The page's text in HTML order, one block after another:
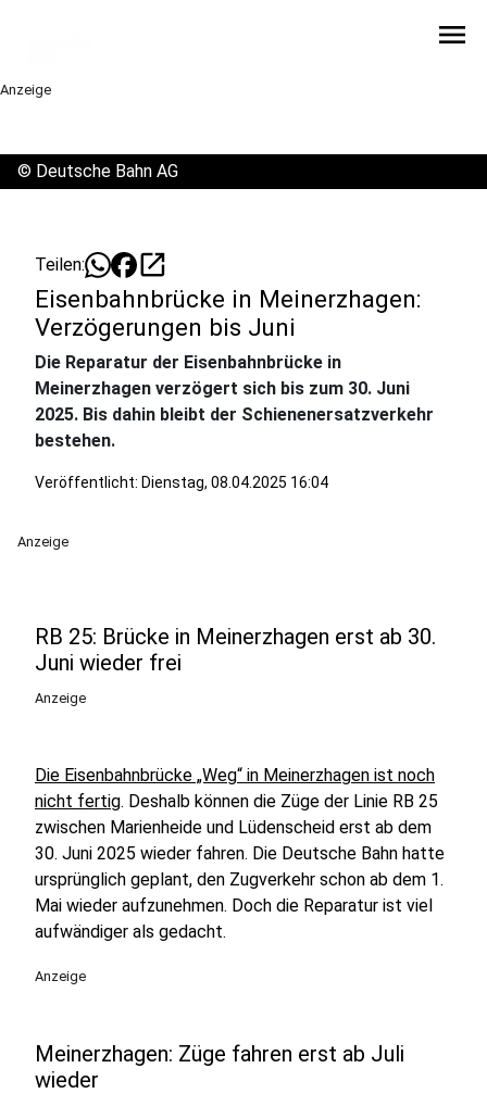
menu
Anzeige
© Deutsche Bahn AG
Teilen: open_in_new
Eisenbahnbrücke in Meinerzhagen:
Verzögerungen bis Juni
Die Reparatur der Eisenbahnbrücke in
Meinerzhagen verzögert sich bis zum 30. Juni
2025. Bis dahin bleibt der Schienenersatzverkehr
bestehen.
Veröffentlicht: Dienstag, 08.04.2025 16:04
Anzeige
RB 25: Brücke in Meinerzhagen erst ab 30.
Juni wieder frei
Anzeige
Die Eisenbahnbrücke „Weg“ in Meinerzhagen ist noch
nicht fertig. Deshalb können die Züge der Linie RB 25
zwischen Marienheide und Lüdenscheid erst ab dem
30. Juni 2025 wieder fahren. Die Deutsche Bahn hatte
ursprünglich geplant, den Zugverkehr schon ab dem 1.
Mai wieder aufzunehmen. Doch die Reparatur ist viel
aufwändiger als gedacht.
Anzeige
Meinerzhagen: Züge fahren erst ab Juli
wieder